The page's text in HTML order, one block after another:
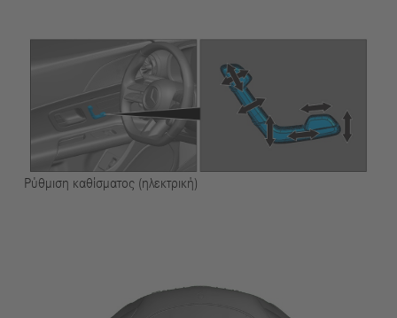
Ρύθμιση καθίσματος (ηλεκτρική)